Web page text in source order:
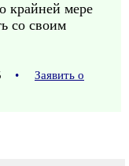
крайней мере
со своим
•
Заявить о